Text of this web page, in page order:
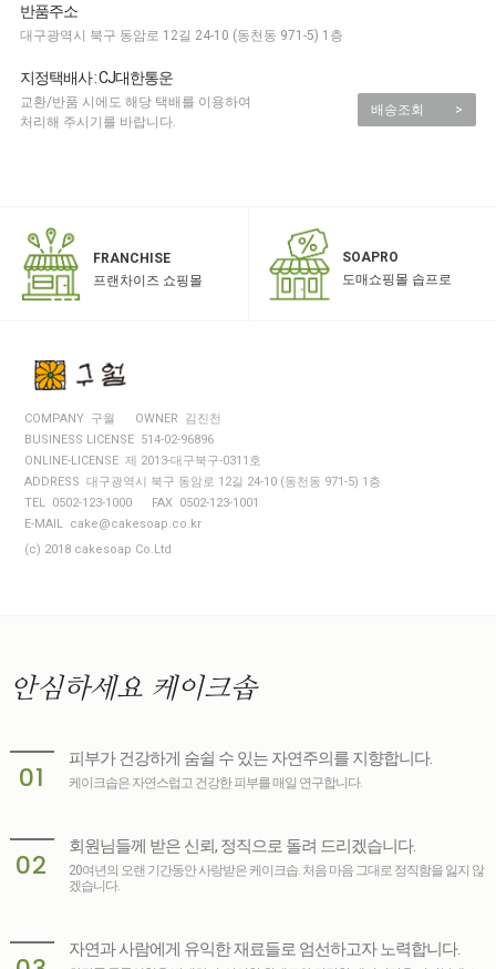
반품주소
대구광역시 북구 동암로 12길 24-10 (동천동 971-5) 1층
지정택배사 : CJ대한통운
교환/반품 시에도 해당 택배를 이용하여
처리해 주시기를 바랍니다.
배송조회 >
FRANCHISE
프랜차이즈 쇼핑몰
SOAPRO
도매쇼핑몰 솝프로
COMPANY 구월
OWNER 김진천
BUSINESS LICENSE 514-02-96896
ONLINE-LICENSE 제 2013-대구북구-0311호
ADDRESS 대구광역시 북구 동암로 12길 24-10 (동천동 971-5) 1층
TEL 0502-123-1000
FAX 0502-123-1001
E-MAIL cake@cakesoap.co.kr
(c) 2018 cakesoap Co.Ltd
안심하세요 케이크솝
01
피부가 건강하게 숨쉴 수 있는 자연주의를 지향합니다.
케이크솝은 자연스럽고 건강한 피부를 매일 연구합니다.
02
회원님들께 받은 신뢰, 정직으로 돌려 드리겠습니다.
20여년의 오랜 기간동안 사랑받은 케이크솝. 처음 마음 그대로 정직함을 잃지 않
겠습니다.
자연과 사람에게 유익한 재료들로 엄선하고자 노력합니다.